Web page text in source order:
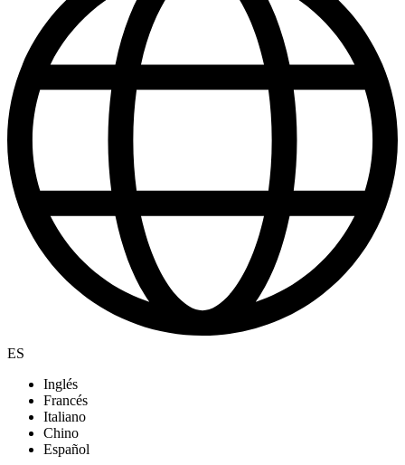
ES
Inglés
Francés
Italiano
Chino
Español